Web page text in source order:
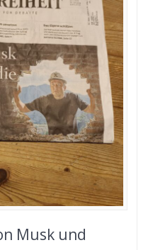
Musk und